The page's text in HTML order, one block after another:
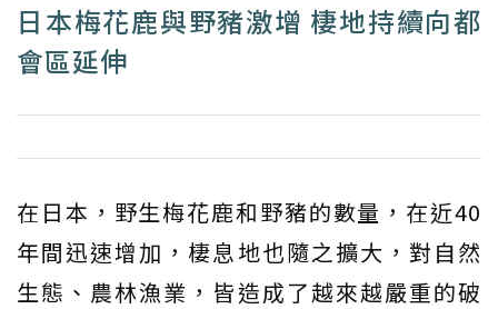
日本梅花鹿與野豬激增 棲地持續向都
會區延伸
在日本，野生梅花鹿和野豬的數量，在近40
年間迅速增加，棲息地也隨之擴大，對自然
生態、農林漁業，皆造成了越來越嚴重的破